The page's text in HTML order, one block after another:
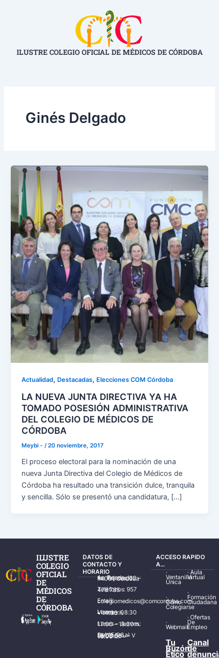
ILUSTRE COLEGIO OFICIAL DE MÉDICOS DE CÓRDOBA
Ginés Delgado
Actualidad, Destacadas, Elecciones COM Córdoba
LA NUEVA JUNTA DIRECTIVA YA HA
TOMADO POSESIÓN ADMINISTRATIVA
DEL COLEGIO DE MÉDICOS DE
CÓRDOBA
Meybi -/20 noviembre, 2017
El proceso electoral para la nominación de una
nueva Junta Directiva del Colegio de Médicos de
Córdoba ha resultado una transición dulce, tranquila
y sencilla. Sólo se presentó una candidatura, […]
ILUSTRE
COLEGIO
OFICIAL
DE
MÉDICOS
DE
CÓRDOBA
DATOS DE
CONTACTO Y
HORARIO
Av. Ronda de los Tejares, 32 – 14001 Córdoba
Teléfonos: 957 478 785
Email: colegiomedicos@comcordoba.com
Lunes – Viernes: 08:30 – 14:30 h.
Lunes – Jueves: 17:00 – 19:30 h.
Del 15/06 al 15/09 de L – V de 08:00 – 15:00 h.
ACCESO RAPIDO
A...
·
Ventanilla
Única
·
Cómo
Colegiarse
·
Webmail
·Aula
Virtual
·
Formación
Ciudadana
·Ofertas
De
Empleo
Tu
Buzón
Ético
Canal
de